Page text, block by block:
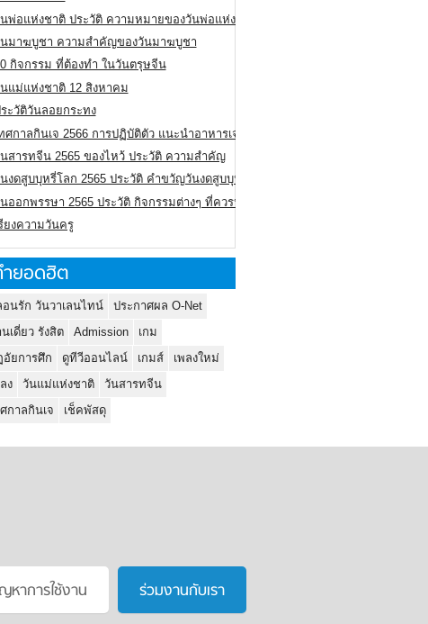
พ่อแห่งชาติ ประวัติ ความหมายของวันพ่อแห่งชาติ
มาฆบูชา ความสำคัญของวันมาฆบูชา
กิจกรรม ที่ต้องทำ ในวันตรุษจีน
แม่แห่งชาติ 12 สิงหาคม
ะวัติวันลอยกระทง
ศกาลกินเจ 2566 การปฏิบัติตัว แนะนำอาหารเจ
สารทจีน 2565 ของไหว้ ประวัติ ความสำคัญ
งดสูบบุหรี่โลก 2565 ประวัติ คำขวัญวันงดสูบบุหรี่โลก
ออกพรรษา 2565 ประวัติ กิจกรรมต่างๆ ที่ควรปฏิบัติ
ยงความวันครู
ยอดฮิต
อนรัก วันวาเลนไทน์
ประกาศผล O-Net
เดี่ยว รังสิต
Admission
เกม
อัยการศึก
ดูทีวีออนไลน์ เกมส์
เพลงใหม่
ง
วันแม่แห่งชาติ
วันสารทจีน
กาลกินเจ
เช็คพัสดุ
หาการใช้งาน ร่วมงานกับเรา